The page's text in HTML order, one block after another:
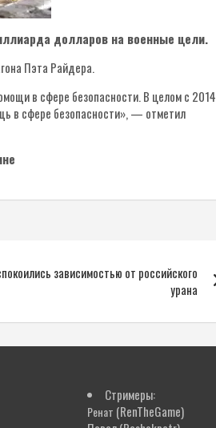
долларов на военные цели.
Пэта Райдера.
в сфере безопасности. В целом с 2014
в сфере безопасности», — отметил
зависимостью от российского
урана
Стримеры:
Ренат (RenTheGame)